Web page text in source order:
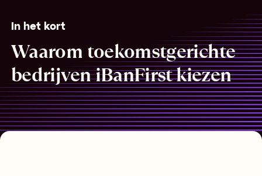
In het kort
Waarom toekomstgerichte
bedrijven iBanFirst kiezen